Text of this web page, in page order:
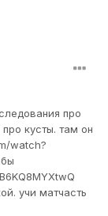
про
кусты. там он
watch?
учи матчасть